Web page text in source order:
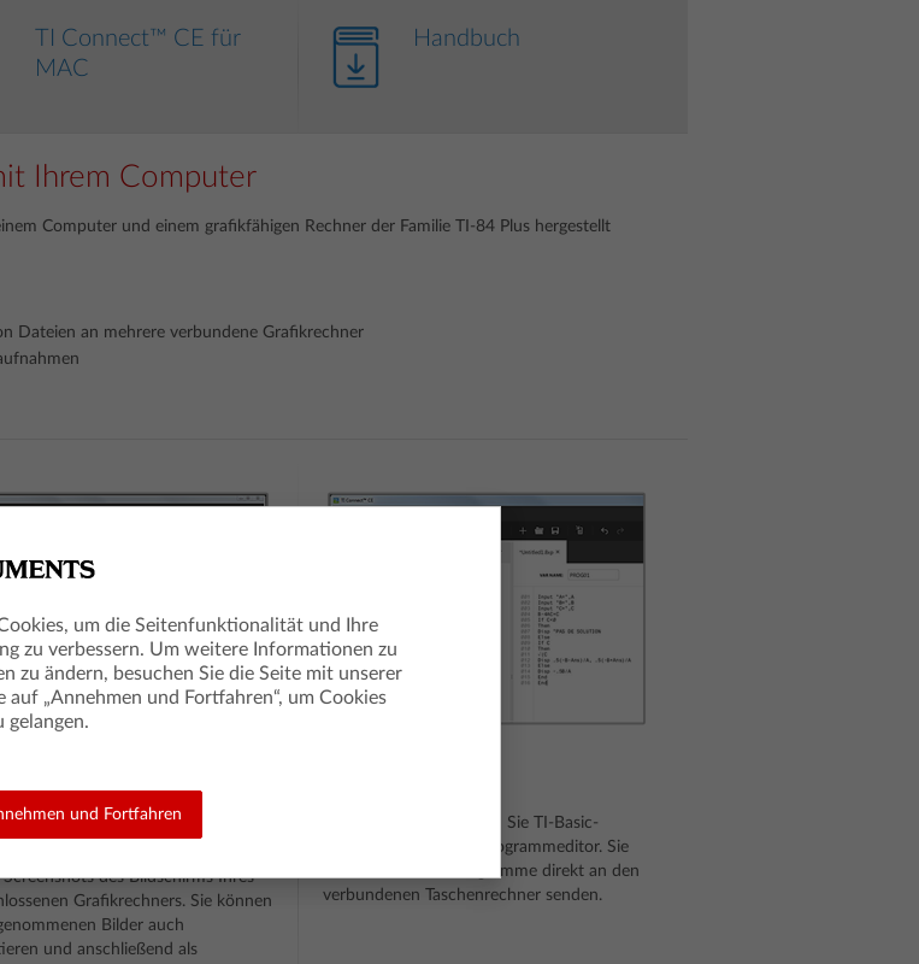
TI Connect™ CE für
MAC
Handbuch
Ihrem Computer
Computer und einem grafikfähigen Rechner der Familie TI-84 Plus hergestellt
Dateien an mehrere verbundene Grafikrechner
des Bildschirms Ihres
Grafikrechners. Sie können
Bilder auch
und anschließend als
Erstellen und bearbeiten Sie TI-Basic-
Programme mit dem Programmeditor. Sie
können dann die Programme direkt an den
verbundenen Taschenrechner senden.
um die Seitenfunktionalität und Ihre
zu verbessern. Um weitere Informationen zu
zu ändern, besuchen Sie die Seite mit unserer
auf „Annehmen und Fortfahren“, um Cookies
gelangen.
und Fortfahren